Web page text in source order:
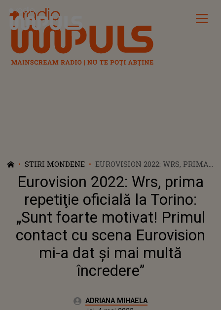
Radio Impuls
STIRI MONDENE
EUROVISION 2022: WRS, PRIMA
REPETIŢIE OFICIALĂ LA
TORINO: „SUNT FOARTE
MOTIVAT! PRIMUL CONTACT CU
SCENA EUROVISION MI-A DAT ȘI
MAI MULTĂ ÎNCREDERE”
Eurovision 2022: Wrs, prima
repetiţie oficială la Torino:
„Sunt foarte motivat! Primul
contact cu scena Eurovision
mi-a dat și mai multă
încredere”
Autor:ADRIANA MIHAELA